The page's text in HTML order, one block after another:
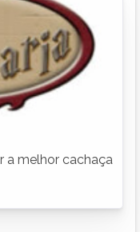
a melhor cachaça